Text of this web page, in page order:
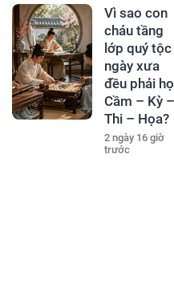
Vì sao con
cháu tầng
lớp quý tộc
ngày xưa
đều phải
Cầm – Kỳ –
Thi – Họa?
2 ngày 16 giờ
trước